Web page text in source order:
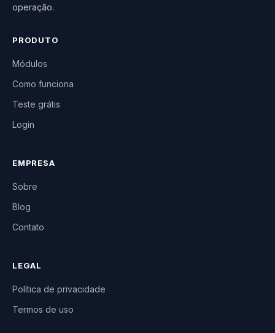
operação.
PRODUTO
Módulos
Como funciona
Teste grátis
Login
EMPRESA
Sobre
Blog
Contato
LEGAL
Política de privacidade
Termos de uso